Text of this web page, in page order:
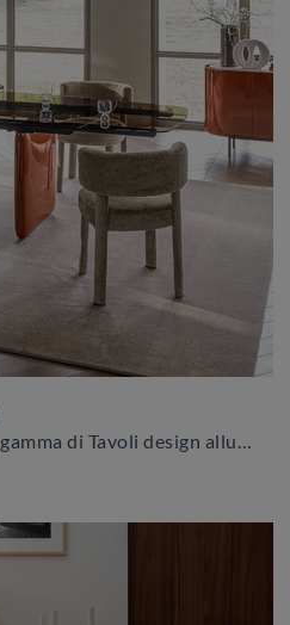
Clicca e scopri una ricca gamma di Tavoli design allungabili da pranzo! Il modello Riverstone vetro di Calligaris ti sta aspettando.